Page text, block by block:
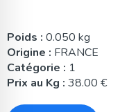
Poids : 0.050 kg
Origine : FRANCE
Catégorie : 1
Prix au Kg : 38.00 €